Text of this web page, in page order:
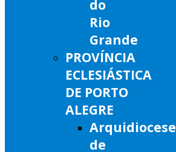
do
Rio
Grande
PROVÍNCIA
ECLESIÁSTICA
DE PORTO
ALEGRE
Arquidiocese
de